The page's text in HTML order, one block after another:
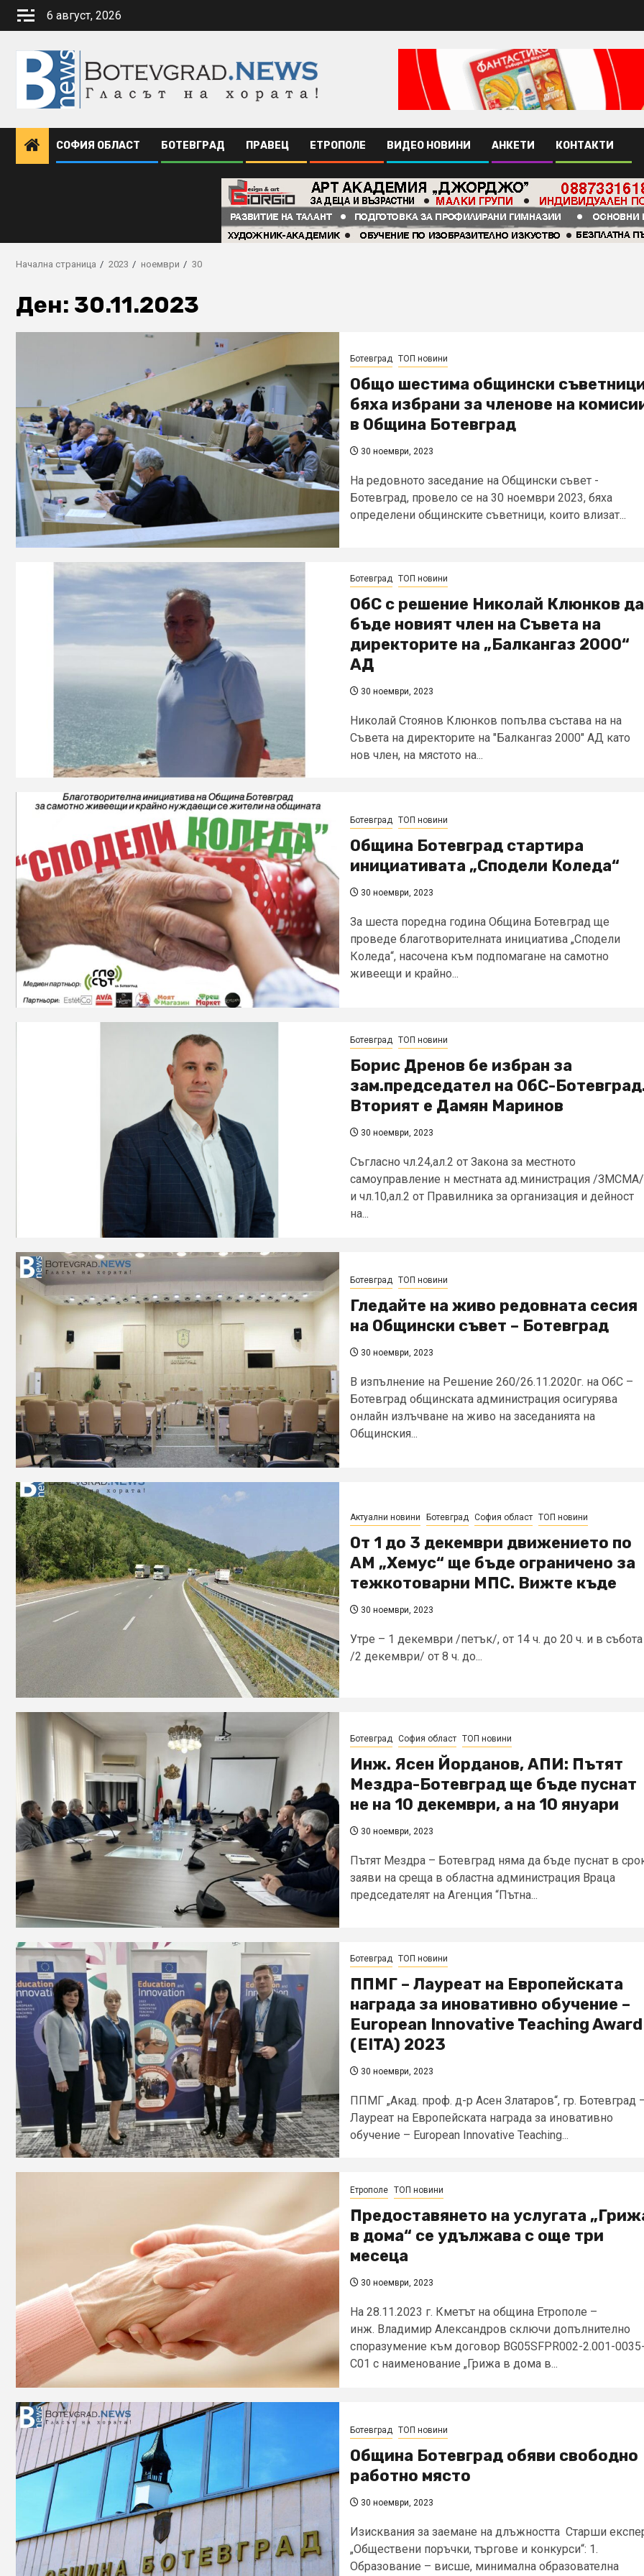
Skip
6 август, 2026
СОФИЯ ОБЛАСТ БОТЕВГРАД ПРАВЕЦ ЕТРОПОЛЕ ВИДЕО НОВИНИ АНКЕТИ КОНТАКТИ
Начална страница 2023 ноември 30
Ден: 30.11.2023
Ботевград ТОП новини
Общо шестима общински
бяха избрани за членове на
в Община Ботевград
30 ноември, 2023
На редовното заседание на Общински съвет -
Ботевград, провело се на 30 ноември 2023, бяха
определени общинските съветници, които влизат...
Ботевград ТОП новини
ОбС с решение Николай Клюнков да
бъде новият член на Съвета на
директорите на „Балкангаз 2000“
АД
30 ноември, 2023
Николай Стоянов Клюнков попълва състава на на
Съвета на директорите на "Балкангаз 2000" АД като
нов член, на мястото на...
Ботевград ТОП новини
Община Ботевград стартира
инициативата „Сподели Коледа“
30 ноември, 2023
За шеста поредна година Община Ботевград ще
проведе благотворителната инициатива „Сподели
Коледа“, насочена към подпомагане на самотно
живеещи и крайно...
Ботевград ТОП новини
Борис Дренов бе избран за
зам.председател на ОбС-
Вторият е Дамян Маринов
30 ноември, 2023
Съгласно чл.24,ал.2 от Закона за местното
самоуправление н местната ад.министрация /ЗМСМА/
и чл.10,ал.2 от Правилника за организация и дейност
на...
Ботевград ТОП новини
Гледайте на живо редовната сесия
на Общински съвет – Ботевград
30 ноември, 2023
В изпълнение на Решение 260/26.11.2020г. на ОбС –
Ботевград общинската администрация осигурява
онлайн излъчване на живо на заседанията на
Общинския...
Актуални новини Ботевград София област ТОП новини
От 1 до 3 декември движението по
АМ „Хемус“ ще бъде ограничено за
тежкотоварни МПС. Вижте къде
30 ноември, 2023
Утре – 1 декември /петък/, от 14 ч. до 20 ч. и в събота
/2 декември/ от 8 ч. до...
Ботевград София област ТОП новини
Инж. Ясен Йорданов, АПИ: Пътят
Мездра-Ботевград ще бъде пуснат
не на 10 декември, а на 10 януари
30 ноември, 2023
Пътят Мездра – Ботевград няма да бъде пуснат в
заяви на среща в областна администрация Враца
председателят на Агенция “Пътна...
Ботевград ТОП новини
ППМГ – Лауреат на Европейската
награда за иновативно обучение –
European Innovative Teaching Award
(EITA) 2023
30 ноември, 2023
ППМГ „Акад. проф. д-р Асен Златаров“, гр. Ботевград
Лауреат на Европейската награда за иновативно
обучение – European Innovative Teaching...
Етрополе ТОП новини
Предоставянето на услугата
в дома“ се удължава с още три
месеца
30 ноември, 2023
На 28.11.2023 г. Кметът на община Етрополе –
инж. Владимир Александров сключи допълнително
споразумение към договор BG05SFPR002-2.001-
С01 с наименование „Грижа в дома в...
Ботевград ТОП новини
Община Ботевград обяви свободно
работно място
30 ноември, 2023
Изисквания за заемане на длъжността Старши
„Обществени поръчки, търгове и конкурси“: 1.
Образование – висше, минимална образователна